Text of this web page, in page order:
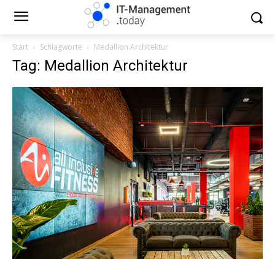
Start Schlagworte Medallion Architektur
Tag: Medallion Architektur